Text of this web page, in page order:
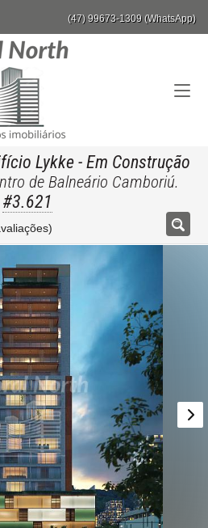
(47) 99673-1309 (WhatsApp)
Lykke- Em Construção
de Balneário Camboriú.
#3.621